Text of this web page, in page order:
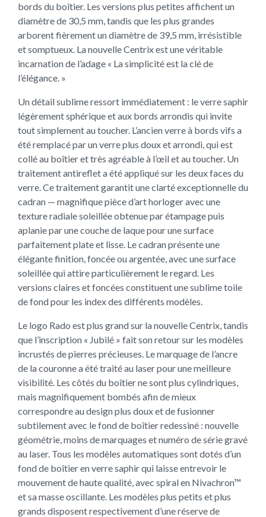
bords du boîtier. Les versions plus petites affichent un
diamètre de 30,5 mm, tandis que les plus grandes
arborent fièrement un diamètre de 39,5 mm, irrésistible
et somptueux. La nouvelle Centrix est une véritable
incarnation de l’adage « La simplicité est la clé de
l’élégance. »
Un détail sublime ressort immédiatement : le verre saphir
légèrement sphérique et aux bords arrondis qui invite
tout simplement au toucher. L’ancien verre à bords vifs a
été remplacé par un verre plus doux et arrondi, qui est
collé au boîtier et très agréable à l’œil et au toucher. Un
traitement antireflet a été appliqué sur les deux faces du
verre. Ce traitement garantit une clarté exceptionnelle du
cadran — magnifique pièce d’art horloger avec une
texture radiale soleillée obtenue par étampage puis
aplanie par une couche de laque pour une surface
parfaitement plate et lisse. Le cadran présente une
élégante finition, foncée ou argentée, avec une surface
soleillée qui attire particulièrement le regard. Les
versions claires et foncées constituent une sublime toile
de fond pour les index des différents modèles.
Le logo Rado est plus grand sur la nouvelle Centrix, tandis
que l’inscription « Jubilé » fait son retour sur les modèles
incrustés de pierres précieuses. Le marquage de l’ancre
de la couronne a été traité au laser pour une meilleure
visibilité. Les côtés du boîtier ne sont plus cylindriques,
mais magnifiquement bombés afin de mieux
correspondre au design plus doux et de fusionner
subtilement avec le fond de boîtier redessiné : nouvelle
géométrie, moins de marquages et numéro de série gravé
au laser. Tous les modèles automatiques sont dotés d’un
fond de boîtier en verre saphir qui laisse entrevoir le
mouvement de haute qualité, avec spiral en Nivachron™
et sa masse oscillante. Les modèles plus petits et plus
grands disposent respectivement d’une réserve de